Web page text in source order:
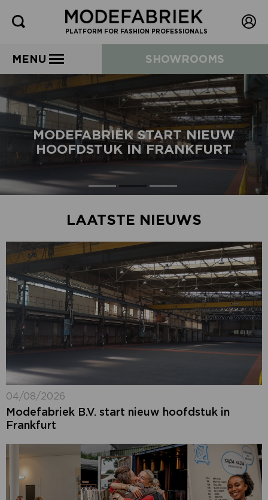
PLATFORM FOR FASHION PROFESSIONALS
MENU SHOWROOMS
MODEFABRIEK START NIEUW
HOOFDSTUK IN FRANKFURT
LAATSTE NIEUWS
04/08/2026
Modefabriek B.V. start nieuw hoofdstuk in
Frankfurt